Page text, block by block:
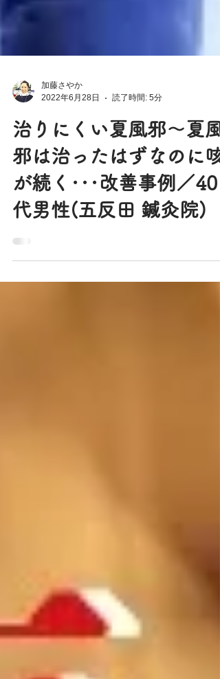
2022年6月28日
読了時間: 5分
治りにくい夏風邪～夏風
邪は治ったはずなのに咳
が続く･･･改善事例／40
代男性(五反田 鍼灸院)